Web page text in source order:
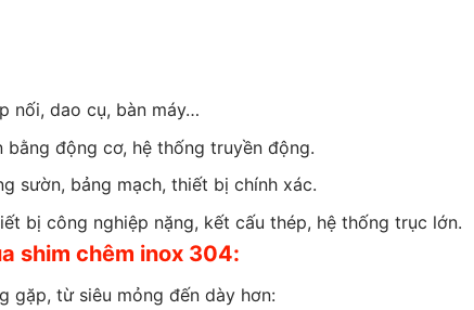
nối, dao cụ, bàn máy…
bằng động cơ, hệ thống truyền động.
sườn, bảng mạch, thiết bị chính xác.
bị công nghiệp nặng, kết cấu thép, hệ thống trục lớn.
shim chêm inox 304:
gặp, từ siêu mỏng đến dày hơn: